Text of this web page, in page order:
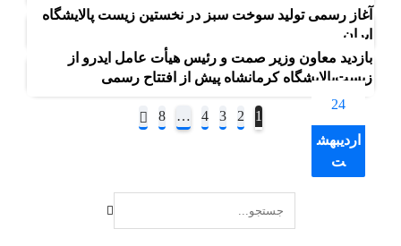
خرداد
28
اردیبهش
ت
آغاز رسمی تولید سوخت سبز در نخستین زیست پالایشگاه
ایران
25
اردیبهش
بازدید معاون وزیر صمت و رئیس هیأت عامل ایدرو از
زیست‌پالایشگاه کرمانشاه پیش از افتتاح رسمی
24
اردیبهش
ت
1
2
3
4
…
8